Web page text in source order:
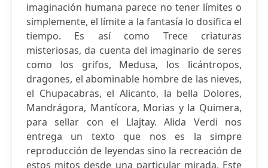
imaginación humana parece no tener límites o
simplemente, el límite a la fantasía lo dosifica el
tiempo. Es así como Trece criaturas
misteriosas, da cuenta del imaginario de seres
como los grifos, Medusa, los licántropos,
dragones, el abominable hombre de las nieves,
el Chupacabras, el Alicanto, la bella Dolores,
Mandrágora, Mantícora, Morias y la Quimera,
para sellar con el Llajtay. Alida Verdi nos
entrega un texto que nos es la simpre
reproducción de leyendas sino la recreación de
estos mitos desde una particular mirada. Este